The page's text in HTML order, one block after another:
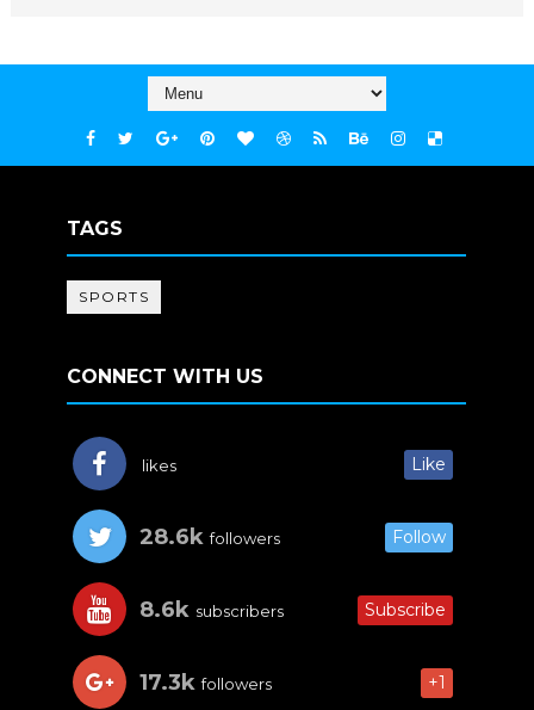
TAGS
SPORTS
CONNECT WITH US
likes Like
28.6k followers Follow
8.6k subscribers Subscribe
17.3k followers +1